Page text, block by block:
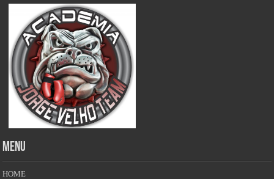
MENU
HOME